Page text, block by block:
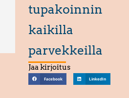
tupakoinnin
kaikilla
parvekkeilla
Jaa kirjoitus
Facebook LinkedIn